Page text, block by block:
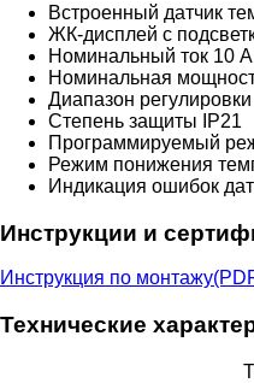
Встроенный датчик
ЖК-дисплей с
Номинальный ток 10 А
Номинальная
Диапазон
Степень защиты IP21
Программируемый
Режим понижения
Индикация ошибок
Инструкции и
Инструкция по
Технические